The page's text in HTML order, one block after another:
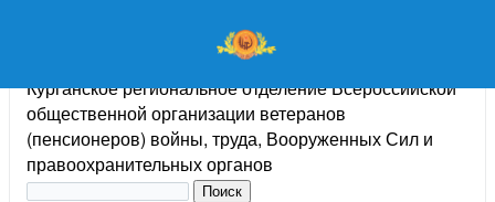
Курганское региональное отделение Всероссийской
общественной организации ветеранов
(пенсионеров) войны, труда, Вооруженных Сил и
правоохранительных органов